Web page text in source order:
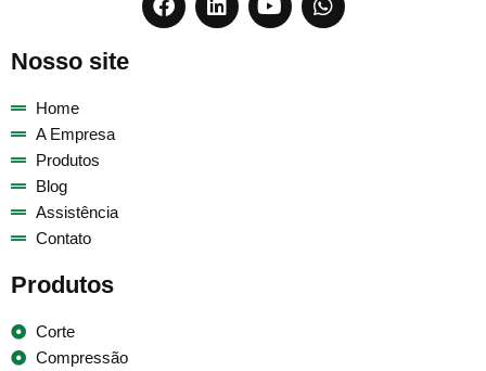
Nosso site
Home
A Empresa
Produtos
Blog
Assistência
Contato
Produtos
Corte
Compressão